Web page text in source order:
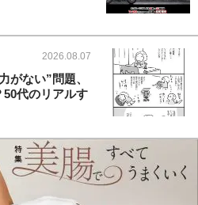
2026.08.07
がない”問題、
50代のリアルす